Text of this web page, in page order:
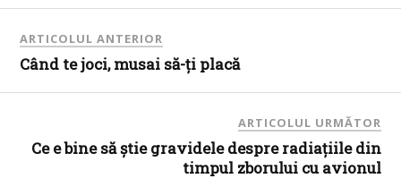
ARTICOLUL ANTERIOR
Când te joci, musai să-ţi placă
ARTICOLUL URMĂTOR
Ce e bine să ştie gravidele despre radiaţiile din
timpul zborului cu avionul